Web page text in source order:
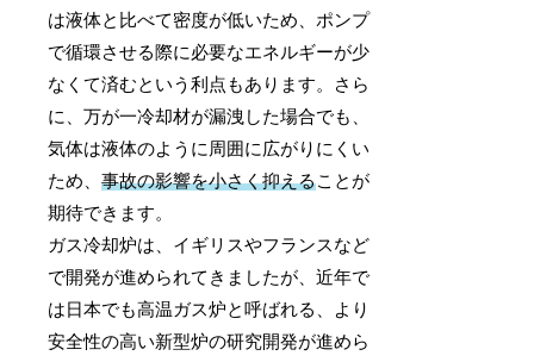
は液体と比べて密度が低いため、ポンプ
で循環させる際に必要なエネルギーが少
なくて済むという利点もあります。さら
に、万が一冷却材が漏洩した場合でも、
気体は液体のように周囲に広がりにくい
ため、事故の影響を小さく抑えることが
期待できます。
ガス冷却炉は、イギリスやフランスなど
で開発が進められてきましたが、近年で
は日本でも高温ガス炉と呼ばれる、より
安全性の高い新型炉の研究開発が進めら